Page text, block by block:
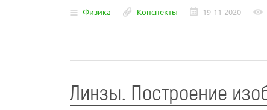
Физика
Конспекты 19-11-2020
Линзы. Построение